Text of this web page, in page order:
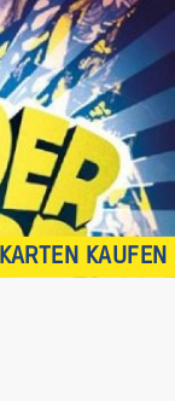
KARTEN KAUFEN